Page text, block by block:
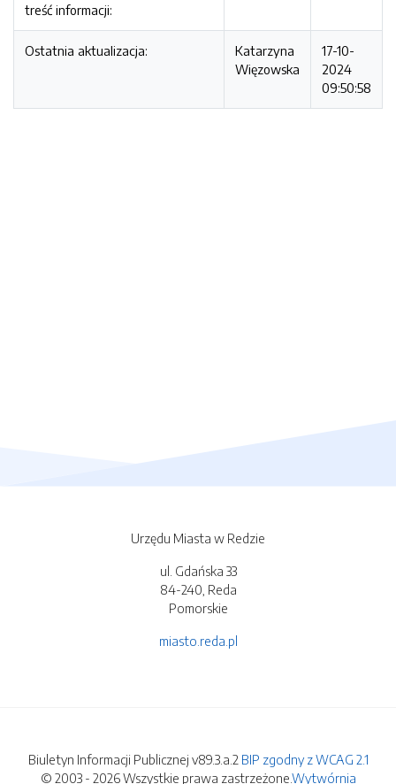
treść informacji:
Ostatnia aktualizacja:
Katarzyna
Więzowska
17-10-
2024
09:50:58
Urzędu Miasta w Redzie
ul. Gdańska 33
84-240, Reda
Pomorskie
miasto.reda.pl
Biuletyn Informacji Publicznej v89.3.a.2 BIP zgodny z WCAG 2.1
© 2003 - 2026 Wszystkie prawa zastrzeżone.Wytwórnia